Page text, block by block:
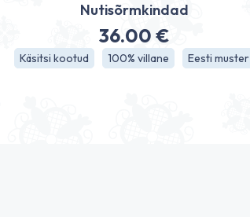
Nutisõrmkindad
36.00€
Käsitsi kootud 100% villane Eesti muster